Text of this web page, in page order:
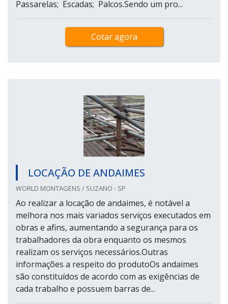
Passarelas; Escadas; Palcos.Sendo um pro...
Cotar agora
LOCAÇÃO DE ANDAIMES
WORLD MONTAGENS / SUZANO - SP
Ao realizar a locação de andaimes, é notável a
melhora nos mais variados serviços executados em
obras e afins, aumentando a segurança para os
trabalhadores da obra enquanto os mesmos
realizam os serviços necessários.Outras
informações a respeito do produtoOs andaimes
são constituídos de acordo com as exigências de
cada trabalho e possuem barras de...